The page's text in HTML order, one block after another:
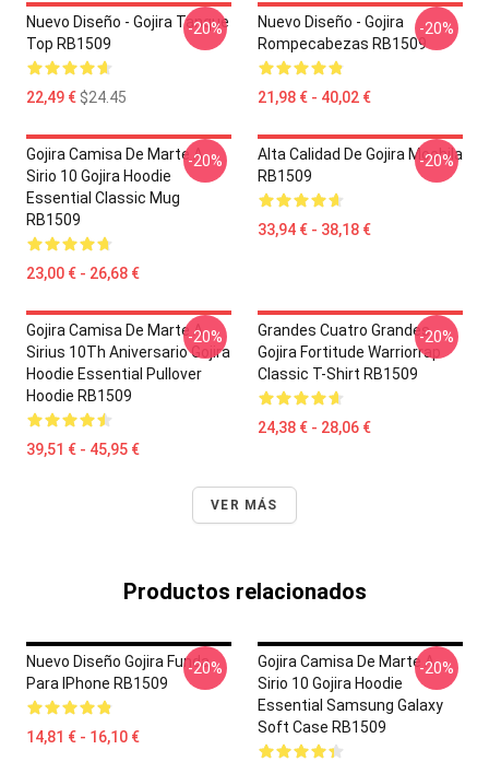
Nuevo Diseño - Gojira Tanque
Top RB1509
22,49 €$24.45
-20%
Nuevo Diseño - Gojira
Rompecabezas RB1509
21,98 € - 40,02 €
-20%
Gojira Camisa De Marte A
Sirio 10 Gojira Hoodie
Essential Classic Mug
RB1509
23,00 € - 26,68 €
-20%
Alta Calidad De Gojira Mochila
RB1509
33,94 € - 38,18 €
-20%
Gojira Camisa De Marte A
Sirius 10Th Aniversario Gojira
Hoodie Essential Pullover
Hoodie RB1509
39,51 € - 45,95 €
-20%
Grandes Cuatro Grandes
Gojira Fortitude Warriorrap
Classic T-Shirt RB1509
24,38 € - 28,06 €
-20%
VER MÁS
Productos relacionados
Nuevo Diseño Gojira Funda
Para IPhone RB1509
14,81 € - 16,10 €
-20%
Gojira Camisa De Marte A
Sirio 10 Gojira Hoodie
Essential Samsung Galaxy
Soft Case RB1509
-20%